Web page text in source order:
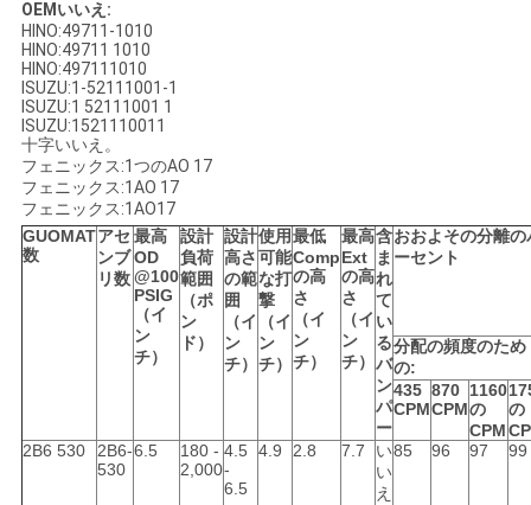
い
引
用
を
要
さ
OEMいいえ:
HINO:49711-1010
HINO:49711 1010
HINO:497111010
ISUZU:1-52111001-1
ISUZU:1 52111001 1
ISUZU:1521110011
十字いいえ。
フェニックス:1つのAO 17
フェニックス:1AO 17
フェニックス:1AO17
GUOMAT
数
アセ
ンブ
リ数
最高
OD
@100
PSIG
（イ
ン
チ）
設計
負荷
範囲
（ポ
ン
ド）
設計
高さ
の範
囲
（イ
ン
チ）
使用
可能
な打
撃
（イ
ン
チ）
最低
Comp
の高
さ
（イ
ン
チ）
最高
Ext
の高
さ
（イ
ン
チ）
含
ま
れ
て
い
る
バ
ン
パ
ー
おおよその分離の
ーセント
分配の頻度のため
の:
435
CPM
870
CPM
1160
の
CPM
の
2B6 530
2B6-
530
6.5
180 -
2,000
4.5
-
6.5
4.9 2.8 7.7
い
い
え
85 96 97 99